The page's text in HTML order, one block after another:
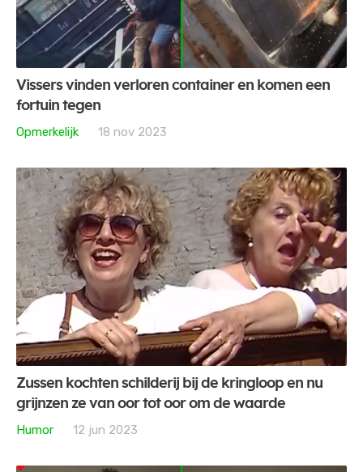
Vissers vinden verloren container en komen een
fortuin tegen
Opmerkelijk
18 nov 2023
Zussen kochten schilderij bij de kringloop en nu
grijnzen ze van oor tot oor om de waarde
Humor
12 jun 2023